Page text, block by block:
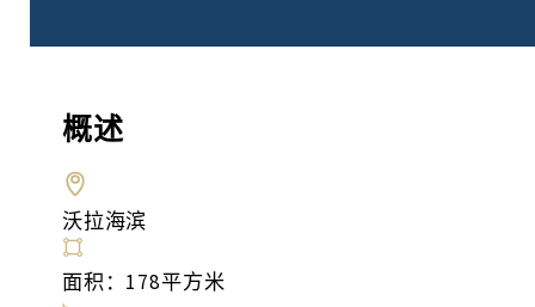
概述
沃拉海滨
面积：178平方米